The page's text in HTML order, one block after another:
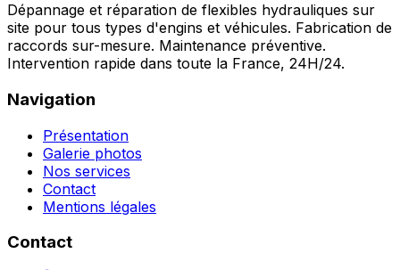
Dépannage et réparation de flexibles hydrauliques sur
site pour tous types d'engins et véhicules. Fabrication de
raccords sur-mesure. Maintenance préventive.
Intervention rapide dans toute la France, 24H/24.
Navigation
Présentation
Galerie photos
Nos services
Contact
Mentions légales
Contact